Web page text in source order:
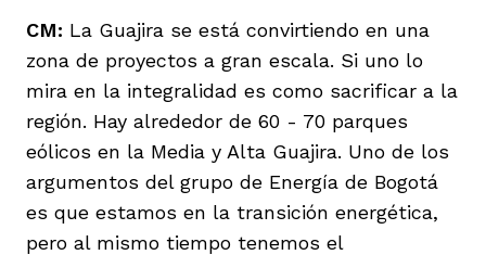
CM: La Guajira se está convirtiendo en una
zona de proyectos a gran escala. Si uno lo
mira en la integralidad es como sacrificar a la
región. Hay alrededor de 60 - 70 parques
eólicos en la Media y Alta Guajira. Uno de los
argumentos del grupo de Energía de Bogotá
es que estamos en la transición energética,
pero al mismo tiempo tenemos el